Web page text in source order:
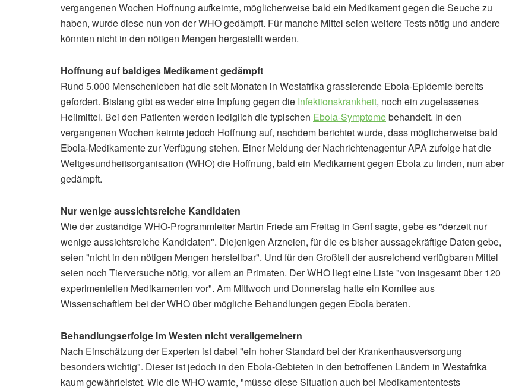
vergangenen Wochen Hoffnung aufkeimte, möglicherweise bald ein Medikament gegen die Seuche zu
haben, wurde diese nun von der WHO gedämpft. Für manche Mittel seien weitere Tests nötig und andere
könnten nicht in den nötigen Mengen hergestellt werden.
Hoffnung auf baldiges Medikament gedämpft
Rund 5.000 Menschenleben hat die seit Monaten in Westafrika grassierende Ebola-Epidemie bereits
gefordert. Bislang gibt es weder eine Impfung gegen die Infektionskrankheit, noch ein zugelassenes
Heilmittel. Bei den Patienten werden lediglich die typischen Ebola-Symptomebehandelt. In den
vergangenen Wochen keimte jedoch Hoffnung auf, nachdem berichtet wurde, dass möglicherweise bald
Ebola-Medikamente zur Verfügung stehen. Einer Meldung der Nachrichtenagentur APA zufolge hat die
Weltgesundheitsorganisation (WHO) die Hoffnung, bald ein Medikament gegen Ebola zu finden, nun aber
gedämpft.
Nur wenige aussichtsreiche Kandidaten
Wie der zuständige WHO-Programmleiter Martin Friede am Freitag in Genf sagte, gebe es "derzeit nur
wenige aussichtsreiche Kandidaten". Diejenigen Arzneien, für die es bisher aussagekräftige Daten gebe,
seien "nicht in den nötigen Mengen herstellbar". Und für den Großteil der ausreichend verfügbaren Mittel
seien noch Tierversuche nötig, vor allem an Primaten. Der WHO liegt eine Liste "von insgesamt über 120
experimentellen Medikamenten vor". Am Mittwoch und Donnerstag hatte ein Komitee aus
Wissenschaftlern bei der WHO über mögliche Behandlungen gegen Ebola beraten.
Behandlungserfolge im Westen nicht verallgemeinern
Nach Einschätzung der Experten ist dabei "ein hoher Standard bei der Krankenhausversorgung
besonders wichtig". Dieser ist jedoch in den Ebola-Gebieten in den betroffenen Ländern in Westafrika
kaum gewährleistet. Wie die WHO warnte, "müsse diese Situation auch bei Medikamententests